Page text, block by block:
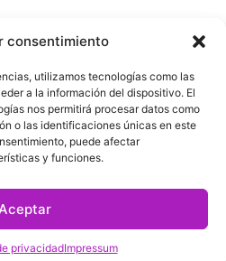
consentimiento
utilizamos tecnologías como las
a la información del dispositivo. El
nos permitirá procesar datos como
o las identificaciones únicas en este
puede afectar
y funciones.
Aceptar
privacidadImpressum
reservados
de Cookies|Defensoría de la
|
X YouTube